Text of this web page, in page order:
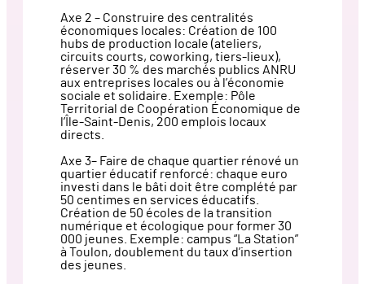
Axe 2 – Construire des centralités
économiques locales: Création de 100
hubs de production locale (ateliers,
circuits courts, coworking, tiers-lieux),
réserver 30 % des marchés publics ANRU
aux entreprises locales ou à l’économie
sociale et solidaire. Exemple: Pôle
Territorial de Coopération Économique de
l’Île-Saint-Denis, 200 emplois locaux
directs.
Axe 3– Faire de chaque quartier rénové un
quartier éducatif renforcé: chaque euro
investi dans le bâti doit être complété par
50 centimes en services éducatifs.
Création de 50 écoles de la transition
numérique et écologique pour former 30
000 jeunes. Exemple: campus “La Station”
à Toulon, doublement du taux d’insertion
des jeunes.